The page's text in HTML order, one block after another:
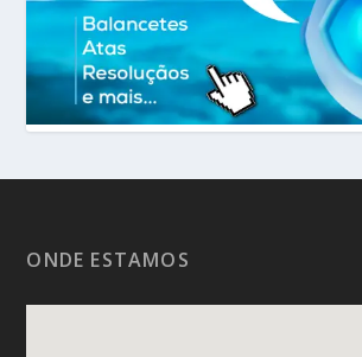
ONDE ESTAMOS